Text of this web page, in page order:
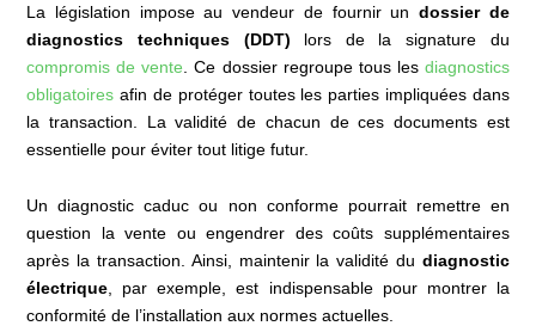
La législation impose au vendeur de fournir un dossier de
diagnostics techniques (DDT) lors de la signature du
compromis de vente . Ce dossier regroupe tous les diagnostics
obligatoires afin de protéger toutes les parties impliquées dans
la transaction. La validité de chacun de ces documents est
essentielle pour éviter tout litige futur.
Un diagnostic caduc ou non conforme pourrait remettre en
question la vente ou engendrer des coûts supplémentaires
après la transaction. Ainsi, maintenir la validité du diagnostic
électrique, par exemple, est indispensable pour montrer la
conformité de l’installation aux normes actuelles.